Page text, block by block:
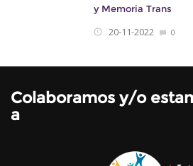
y Memoria Trans
20-11-2022 0
Colaboramos y/o
a